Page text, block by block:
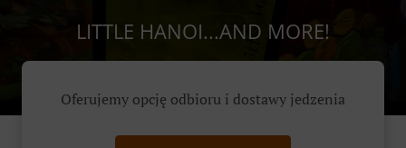
LITTLE HANOI...AND MORE!
Oferujemy opcję odbioru i dostawy jedzenia